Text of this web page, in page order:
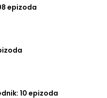
epizoda
10 epizoda